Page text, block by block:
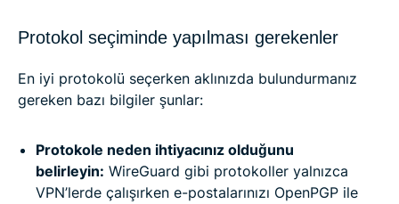
Protokol seçiminde yapılması gerekenler
En iyi protokolü seçerken aklınızda bulundurmanız
gereken bazı bilgiler şunlar:
Protokole neden ihtiyacınız olduğunu
belirleyin: WireGuard gibi protokoller yalnızca
VPN’lerde çalışırken e-postalarınızı OpenPGP ile